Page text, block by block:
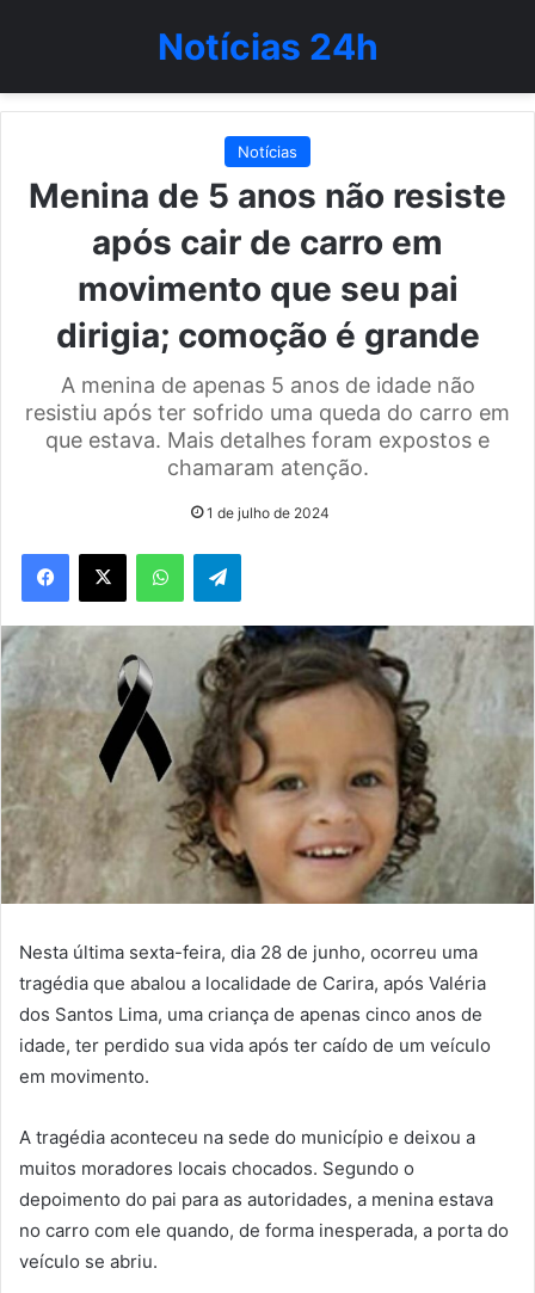
Notícias 24h
Notícias
Menina de 5 anos não resiste
após cair de carro em
movimento que seu pai
dirigia; comoção é grande
A menina de apenas 5 anos de idade não
resistiu após ter sofrido uma queda do carro em
que estava. Mais detalhes foram expostos e
chamaram atenção.
1 de julho de 2024
WhatsAppTelegram
Nesta última sexta-feira, dia 28 de junho, ocorreu uma
tragédia que abalou a localidade de Carira, após Valéria
dos Santos Lima, uma criança de apenas cinco anos de
idade, ter perdido sua vida após ter caído de um veículo
em movimento.
A tragédia aconteceu na sede do município e deixou a
muitos moradores locais chocados. Segundo o
depoimento do pai para as autoridades, a menina estava
no carro com ele quando, de forma inesperada, a porta do
veículo se abriu.